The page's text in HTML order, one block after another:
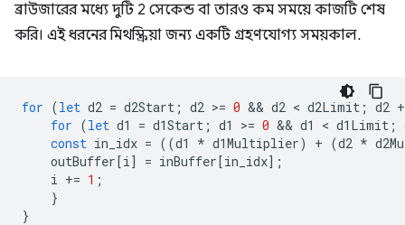
ব্রাউজারের মধ্যে দুটি 2 সেকেন্ড বা তারও কম সময়ে কাজটি শেষ
করি। এই ধরনের মিথস্ক্রিয়া জন্য একটি গ্রহণযোগ্য সময়কাল.
for (let d2 = d2Start ; d2 >= 0 && d2 < d2Limit ; d2
for (let d1 = d1Start ; d1 >= 0 && d1 < d1Limit ;
const in_idx = ((d1 * d1Multiplier) + (d2 *
outBuffer[i] = inBuffer[in_idx];
i += 1 ;
}
}